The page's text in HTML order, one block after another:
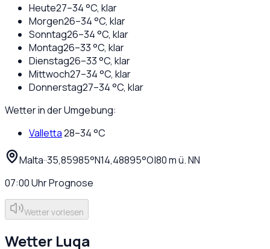
Heute27–34°C, klar
Morgen26–34°C, klar
Sonntag26–34°C, klar
Montag26–33°C, klar
Dienstag26–33°C, klar
Mittwoch27–34°C, klar
Donnerstag27–34°C, klar
Wetter in der Umgebung:
Valletta28–34°C
Malta··35,85985°N14,48895°O|80m ü. NN
07:00UhrPrognose
Wetter vorlesen
Wetter Luqa